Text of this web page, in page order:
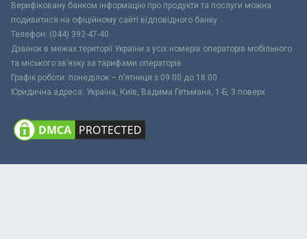
Верифіковану банком інформацію про продукти та послуги можна
подивитися на офіційному сайті відповідного банку.
Телефон: (044) 392-47-40
Дзвінок в межах території України з усіх номерів операторів мобільного
та міського зв’язку за тарифами операторів
Графік роботи: понеділок – п’ятниця з 09:00 до 18:00
Юридична адреса: Україна, Київ, Вадима Гетьмана, 1-Б, 3 поверх